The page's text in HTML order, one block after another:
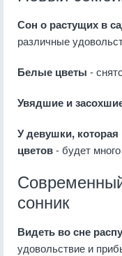
Сон о растущих в
различные
Белые цветы -
Увядшие и
У девушки, которая
цветов- будет
сонник
Видеть во сне
удовольствие и